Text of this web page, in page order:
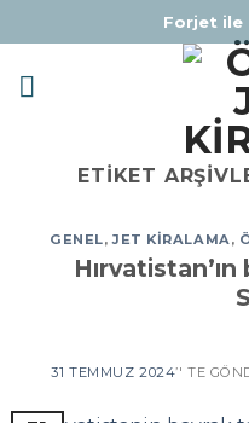
to
content
Forjet ile
ETIKET
GENEL,JET KIRALAMA,
Hırvatistan’ın
31 TEMMUZ 2024’' TE